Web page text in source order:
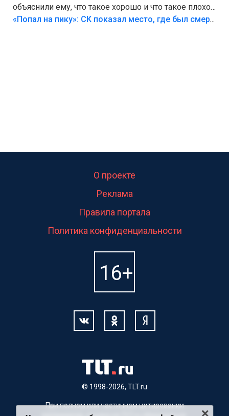
объяснили ему, что такое хорошо и что такое плохо!
Лезть через такой забор,верх безумия,есть же
«Попал на пику»: СК показал место, где был смертельно травмирован ребенок в Тольятти
© 1998-2026, TLT.ru
О проекте
Реклама
Правила портала
Политика конфиденциальности
При полном или частичном цитировании